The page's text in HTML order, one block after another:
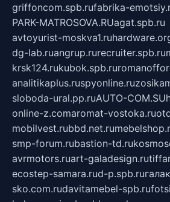
griffoncom.spb.rufabrika-
PARK-MATROSOVA.RUagat.spb.ru
avtoyurist-moskva1.ru
dg-lab.ruangrup.rurecruiter.spb.ru
krsk124.rukubok.spb.ru
analitikaplus.ruspyonline.ru
sloboda-ural.pp.ruAUTO-COM.SU
online-z.comaromat-vostoka.ru
mobilvest.rubbd.net.ru
smp-forum.rubastion-td.ru
avrmotors.ruart-galadesign.ru
ecostep-samara.rud-p.spb.ru
sko.com.rudavitamebel-spb.ru